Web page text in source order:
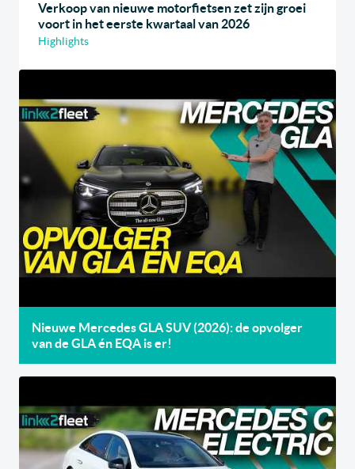
Verkoop van nieuwe motorfietsen zet zijn groei
voort in het eerste kwartaal van 2026
Highlights
Nieuwe Mercedes GLA SUV (2026): de opvolger
van de GLA én EQA is er!